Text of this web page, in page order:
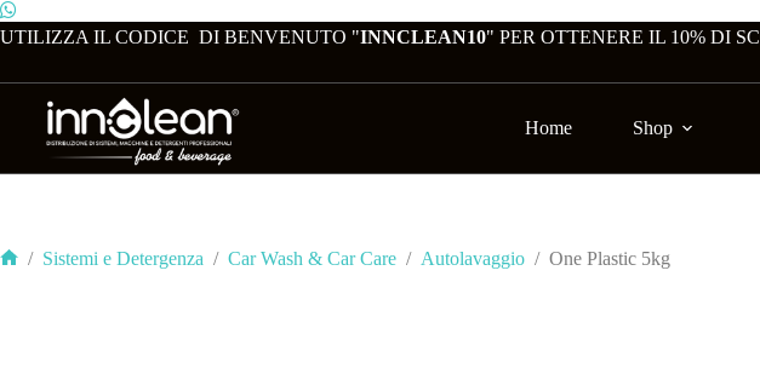
UTILIZZA IL CODICE DI BENVENUTO "INNCLEAN10" PER OTTENERE IL 10% DI
Home Shop
/ Sistemi e Detergenza / Car Wash & Car Care / Autolavaggio / One Plastic 5kg